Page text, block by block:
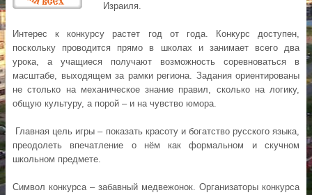
Израиля.
Интерес к конкурсу растет год от года. Конкурс доступен,
поскольку проводится прямо в школах и занимает всего два
урока, а учащиеся получают возможность соревноваться в
масштабе, выходящем за рамки региона. Задания ориентированы
не столько на механическое знание правил, сколько на логику,
общую культуру, а порой – и на чувство юмора.
Главная цель игры – показать красоту и богатство русского языка,
преодолеть впечатление о нём как формальном и скучном
школьном предмете.
Символ конкурса – забавный медвежонок. Организаторы конкурса